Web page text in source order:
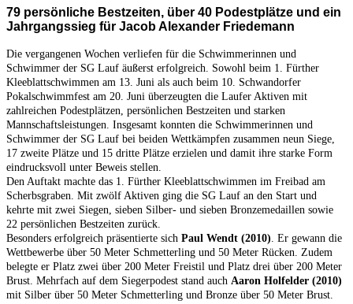
79 persönliche Bestzeiten, über 40 Podestplätze und ein
Jahrgangssieg für Jacob Alexander Friedemann
Die vergangenen Wochen verliefen für die Schwimmerinnen und
Schwimmer der SG Lauf äußerst erfolgreich. Sowohl beim 1. Fürther
Kleeblattschwimmen am 13. Juni als auch beim 10. Schwandorfer
Pokalschwimmfest am 20. Juni überzeugten die Laufer Aktiven mit
zahlreichen Podestplätzen, persönlichen Bestzeiten und starken
Mannschaftsleistungen. Insgesamt konnten die Schwimmerinnen und
Schwimmer der SG Lauf bei beiden Wettkämpfen zusammen neun Siege,
17 zweite Plätze und 15 dritte Plätze erzielen und damit ihre starke Form
eindrucksvoll unter Beweis stellen.
Den Auftakt machte das 1. Fürther Kleeblattschwimmen im Freibad am
Scherbsgraben. Mit zwölf Aktiven ging die SG Lauf an den Start und
kehrte mit zwei Siegen, sieben Silber- und sieben Bronzemedaillen sowie
22 persönlichen Bestzeiten zurück.
Besonders erfolgreich präsentierte sich Paul Wendt (2010). Er gewann die
Wettbewerbe über 50 Meter Schmetterling und 50 Meter Rücken. Zudem
belegte er Platz zwei über 200 Meter Freistil und Platz drei über 200 Meter
Brust. Mehrfach auf dem Siegerpodest stand auch Aaron Holfelder (2010)
mit Silber über 50 Meter Schmetterling und Bronze über 50 Meter Brust.